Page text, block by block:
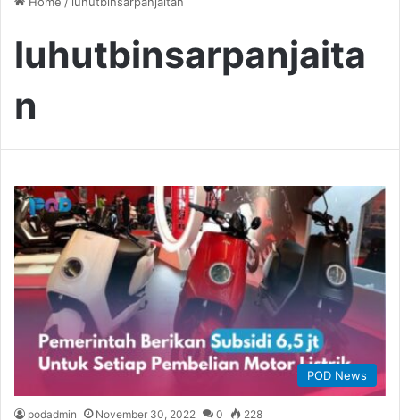
luhutbinsarpanjaita
n
POD News
podadmin November 30, 2022 0 228